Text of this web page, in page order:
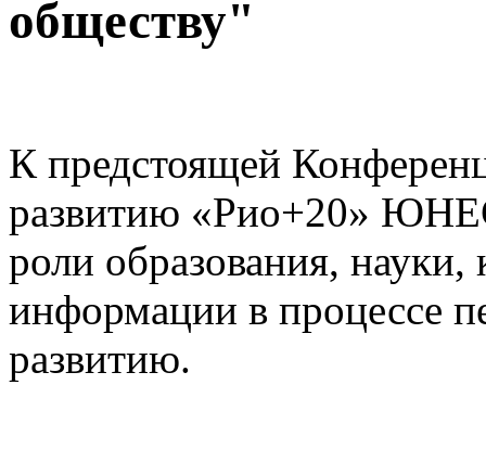
обществу"
К предстоящей
развитию «Рио+20»
роли образования,
информации в процессе
развитию.